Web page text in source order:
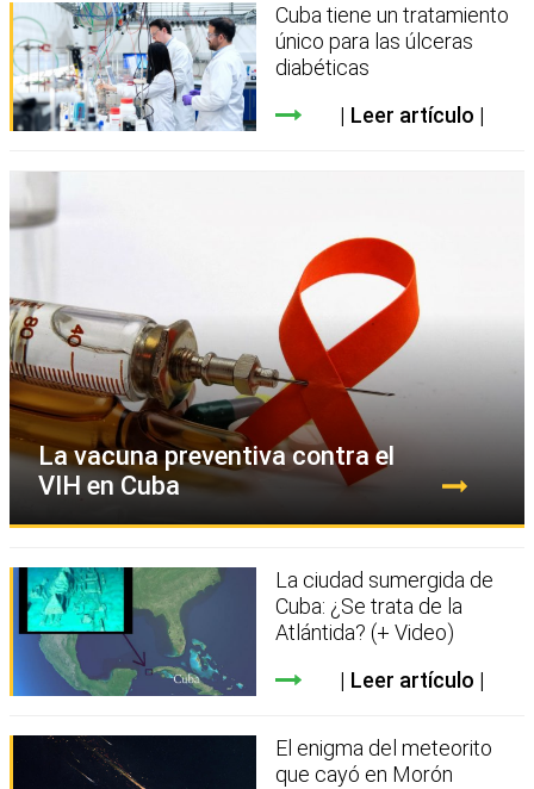
Cuba tiene un tratamiento
único para las úlceras
diabéticas
Leer artículo
La vacuna preventiva contra el
VIH en Cuba
La ciudad sumergida de
Cuba: ¿Se trata de la
Atlántida? (+ Video)
Leer artículo
El enigma del meteorito
que cayó en Morón